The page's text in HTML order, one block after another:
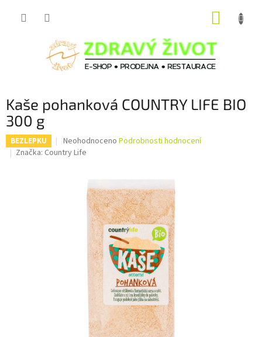
Kaše pohanková COUNTRY LIFE BIO
300 g
BEZLEPKU
Průměrné
hodnocení
hvězdiček.
Neohodnoceno Podrobnosti hodnocení
Značka: Country Life